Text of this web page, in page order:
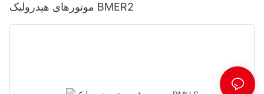
موتورهای هیدرولیک BMER2